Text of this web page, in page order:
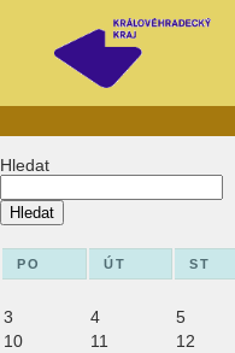
Hledat
Hledat
PO ÚT ST
3 4
5
10
11
12